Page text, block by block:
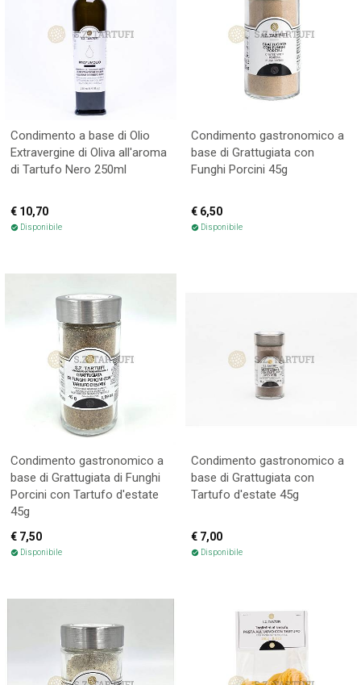
Condimento a base di Olio
Extravergine di Oliva all'aroma
di Tartufo Nero 250ml
€ 10,70
check_circle Disponibile
Condimento gastronomico a
base di Grattugiata con
Funghi Porcini 45g
€ 6,50
check_circle Disponibile
Condimento gastronomico a
base di Grattugiata di Funghi
Porcini con Tartufo d'estate
45g
€ 7,50
check_circle Disponibile
Condimento gastronomico a
base di Grattugiata con
Tartufo d'estate 45g
€ 7,00
check_circle Disponibile